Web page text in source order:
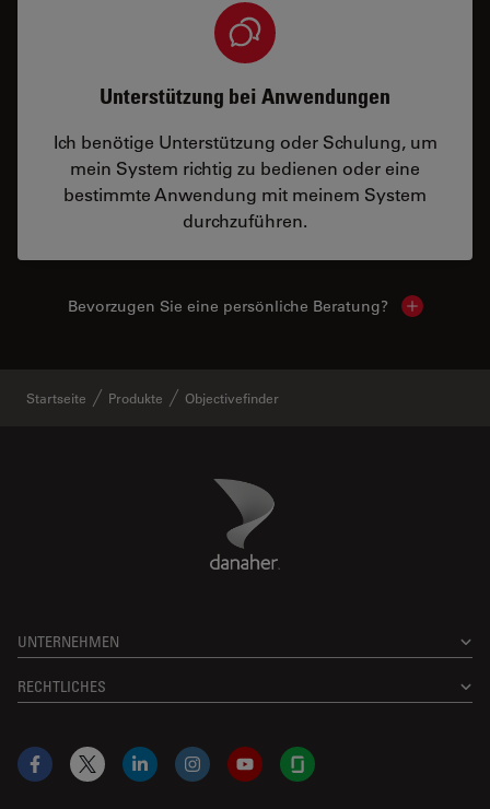
Unterstützung bei Anwendungen
Ich benötige Unterstützung oder Schulung, um
mein System richtig zu bedienen oder eine
bestimmte Anwendung mit meinem System
durchzuführen.
Bevorzugen Sie eine persönliche Beratung? Show
Startseite Produkte Objectivefinder
Danaher Logo
UNTERNEHMEN
RECHTLICHES
Facebook
X LinkedInInstagramYouTubeGlassdoor